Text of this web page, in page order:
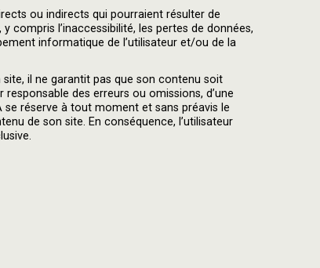
ou indirects qui pourraient résulter de
compris l’inaccessibilité, les pertes de données,
informatique de l’utilisateur et/ou de la
il ne garantit pas que son contenu soit
des erreurs ou omissions, d’une
se réserve à tout moment et sans préavis le
de son site. En conséquence, l’utilisateur